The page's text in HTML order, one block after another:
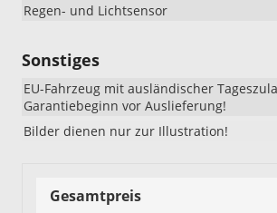
Regen- und Lichtsensor
Sonstiges
EU-Fahrzeug mit ausländischer
Garantiebeginn vor Auslieferung!
Bilder dienen nur zur Illustration!
Gesamtpreis